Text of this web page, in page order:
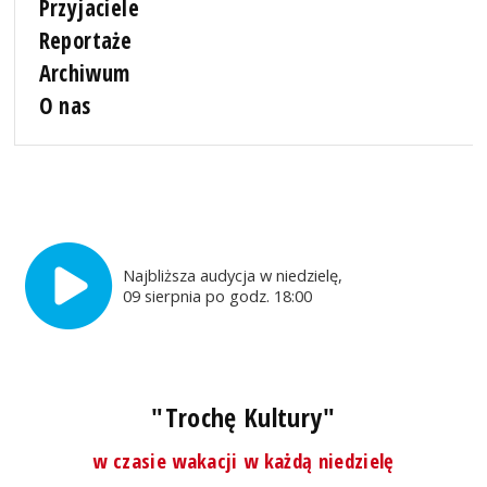
Przyjaciele
Reportaże
Archiwum
O nas
Najbliższa audycja w niedzielę,
09 sierpnia po godz. 18:00
"Trochę Kultury"
w czasie wakacji w każdą niedzielę